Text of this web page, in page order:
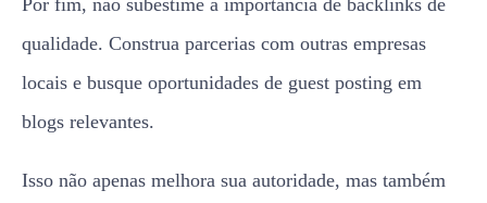
qualidade. Construa parcerias com outras empresas
locais e busque oportunidades de guest posting em
blogs relevantes.
Isso não apenas melhora sua autoridade, mas também